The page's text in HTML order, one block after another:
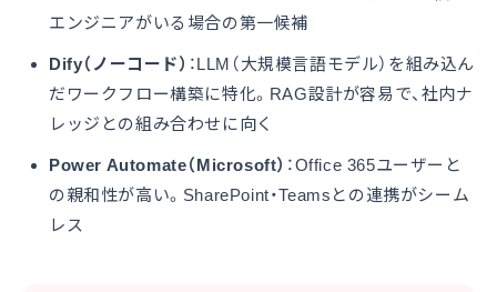
エンジニアがいる場合の第一候補
Dify（ノーコード） ：LLM（大規模言語モデル）を組み込ん
だワークフロー構築に特化。RAG設計が容易で、社内ナ
レッジとの組み合わせに向く
Power Automate（Microsoft） ：Office 365ユーザーと
の親和性が高い。SharePoint・Teamsとの連携がシーム
レス